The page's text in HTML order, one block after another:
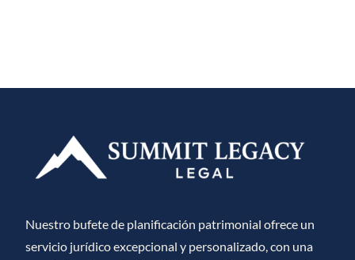
Nuestro bufete de planificación patrimonial ofrece un
servicio jurídico excepcional y personalizado, con una